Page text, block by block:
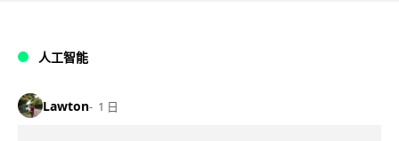
人工智能
Lawton 1 日